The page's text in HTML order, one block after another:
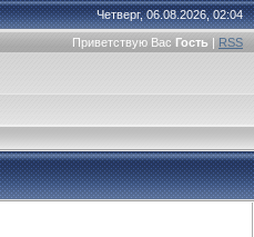
Четверг, 06.08.2026, 02:04
Приветствую Вас Гость | RSS